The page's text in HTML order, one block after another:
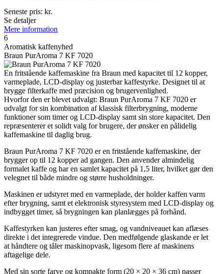
Seneste pris: kr.
Se detaljer
Mere information
6
Aromatisk kaffenyhed
Braun PurAroma 7 KF 7020
En fritstående kaffemaskine fra Braun med kapacitet til 12 kopper,
varmeplade, LCD-display og justerbar kaffestyrke. Designet til at
brygge filterkaffe med præcision og brugervenlighed.
Hvorfor den er blevet udvalgt: Braun PurAroma 7 KF 7020 er
udvalgt for sin kombination af klassisk filterbrygning, moderne
funktioner som timer og LCD-display samt sin store kapacitet. Den
repræsenterer et solidt valg for brugere, der ønsker en pålidelig
kaffemaskine til daglig brug.
Braun PurAroma 7 KF 7020 er en fritstående kaffemaskine, der
brygger op til 12 kopper ad gangen. Den anvender almindelig
formalet kaffe og har en samlet kapacitet på 1,5 liter, hvilket gør den
velegnet til både mindre og større husholdninger.
Maskinen er udstyret med en varmeplade, der holder kaffen varm
efter brygning, samt et elektronisk styresystem med LCD-display og
indbygget timer, så brygningen kan planlægges på forhånd.
Kaffestyrken kan justeres efter smag, og vandniveauet kan aflæses
direkte i det integrerede vindue. Den medfølgende glaskande er let
at håndtere og tåler maskinopvask, ligesom flere af maskinens
aftagelige dele.
Med sin sorte farve og kompakte form (20 × 20 × 36 cm) passer